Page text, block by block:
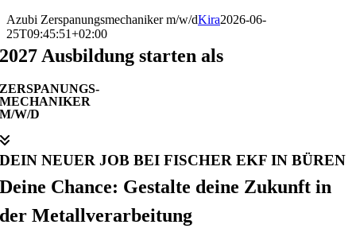
Azubi Zerspanungsmechaniker m/w/dKira2026-06-
25T09:45:51+02:00
2027 Ausbildung starten als
ZERSPANUNGS-
MECHANIKER
M/W/D
DEIN NEUER JOB BEI FISCHER EKF IN BÜREN
Deine Chance: Gestalte deine Zukunft in
der Metallverarbeitung